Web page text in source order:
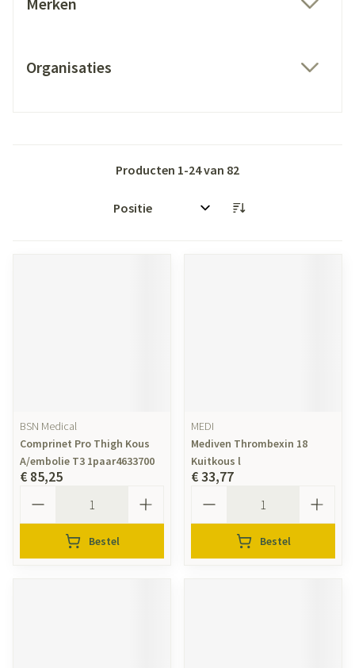
Organisaties
Producten 1-24van 82
Sorteer op:
BSN Medical
Comprinet Pro Thigh Kous
A/embolie T3 1paar4633700
€ 85,25
Bestel
MEDI
Mediven Thrombexin 18
Kuitkous l
€ 33,77
Bestel